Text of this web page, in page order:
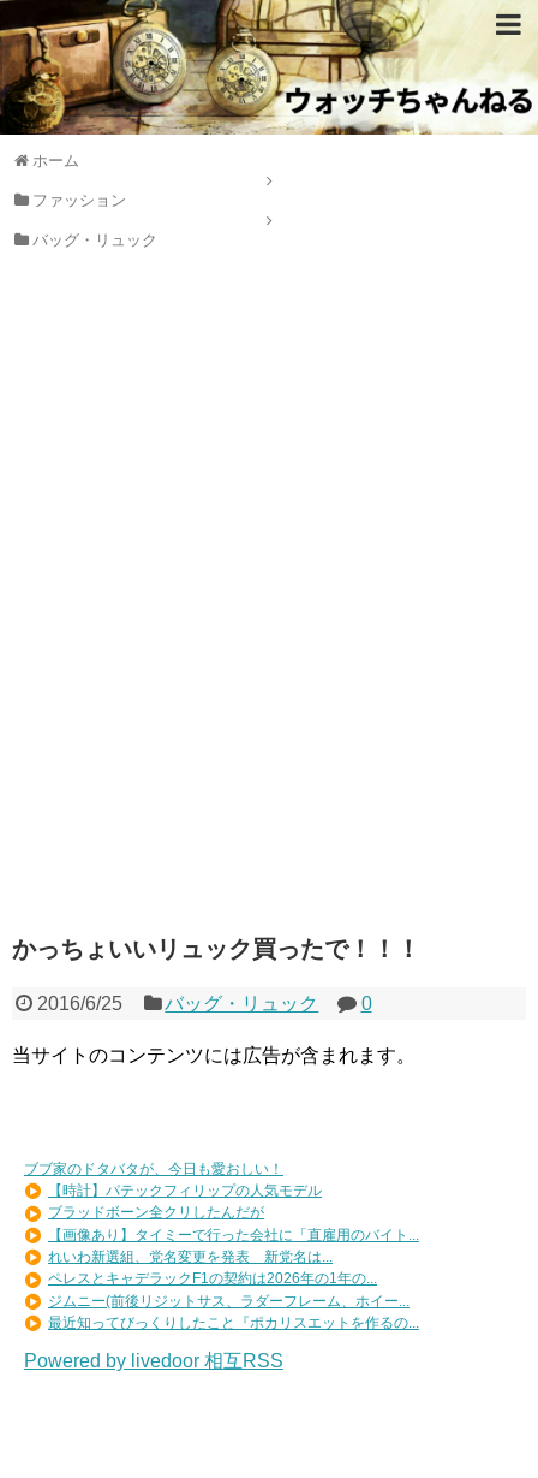
ホーム
ファッション
バッグ・リュック
かっちょいいリュック買ったで！！！
2016/6/25 バッグ・リュック 0
当サイトのコンテンツには広告が含まれます。
ブブ家のドタバタが、今日も愛おしい！
【時計】パテックフィリップの人気モデル
ブラッドボーン全クリしたんだが
【画像あり】タイミーで行った会社に「直雇用のバイト...
れいわ新選組、党名変更を発表 新党名は...
ペレスとキャデラックF1の契約は2026年の1年の...
ジムニー(前後リジットサス、ラダーフレーム、ホイー...
最近知ってびっくりしたこと『ポカリスエットを作るの...
Powered by livedoor 相互RSS